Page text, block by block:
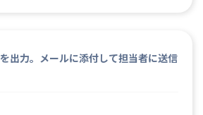
を出力。メールに添付して担当者に送信